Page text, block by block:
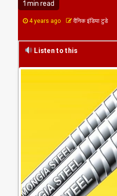
1 min read
4 years ago दैनिक इंडिया टुडे
Listen to this